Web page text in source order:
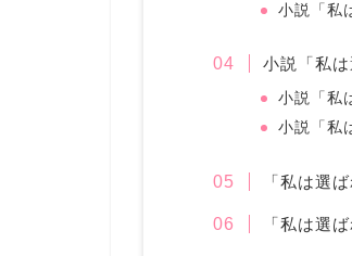
小説「私
小説「私
小説「私
小説「私
「私は選
「私は選